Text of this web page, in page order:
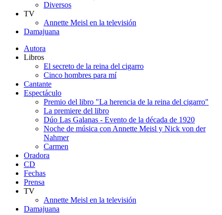
Diversos
TV
Annette Meisl en la televisión
Damajuana
Autora
Libros
El secreto de la reina del cigarro
Cinco hombres para mí
Cantante
Espectáculo
Premio del libro "La herencia de la reina del cigarro"
La premiere del libro
Dúo Las Galanas - Evento de la década de 1920
Noche de música con Annette Meisl y Nick von der
Nahmer
Carmen
Oradora
CD
Fechas
Prensa
TV
Annette Meisl en la televisión
Damajuana